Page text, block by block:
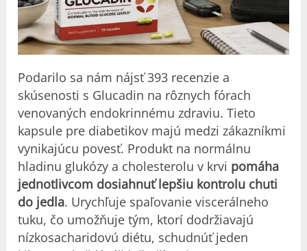
Podarilo sa nám nájsť 393 recenzie a
skúsenosti s Glucadin na rôznych fórach
venovaných endokrinnému zdraviu. Tieto
kapsule pre diabetikov majú medzi zákazníkmi
vynikajúcu povesť. Produkt na normálnu
hladinu glukózy a cholesterolu v krvi pomáha
jednotlivcom dosiahnuť lepšiu kontrolu chuti
do jedla. Urychľuje spaľovanie viscerálneho
tuku, čo umožňuje tým, ktorí dodržiavajú
nízkosacharidovú diétu, schudnúť jeden